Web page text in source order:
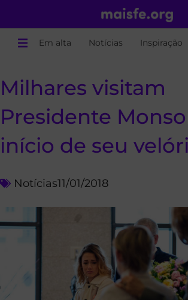
Em alta Notícias Inspiração
Milhares visitam
Presidente
início de seu
Notícias11/01/2018